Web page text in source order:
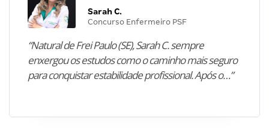
Sarah C.
Concurso Enfermeiro PSF
“Natural de Frei Paulo (SE), Sarah C. sempre
enxergou os estudos como o caminho mais seguro
para conquistar estabilidade profissional. Após o…”